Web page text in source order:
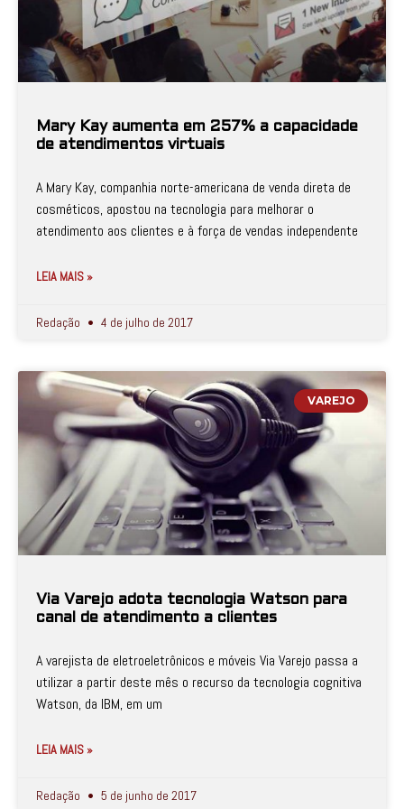
Mary Kay aumenta em 257% a capacidade
de atendimentos virtuais
A Mary Kay, companhia norte-americana de venda direta de
cosméticos, apostou na tecnologia para melhorar o
atendimento aos clientes e à força de vendas independente
LEIA MAIS »
Redação 4 de julho de 2017
VAREJO
Via Varejo adota tecnologia Watson para
canal de atendimento a clientes
A varejista de eletroeletrônicos e móveis Via Varejo passa a
utilizar a partir deste mês o recurso da tecnologia cognitiva
Watson, da IBM, em um
LEIA MAIS »
Redação 5 de junho de 2017